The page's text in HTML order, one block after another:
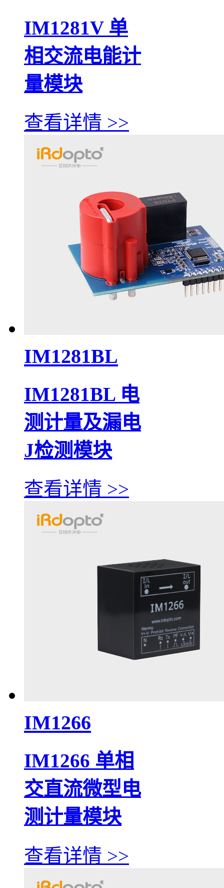
IM1281V 单
相交流电能计
量模块
查看详情 >>
IM1281BL
IM1281BL 电
测计量及漏电
J检测模块
查看详情 >>
IM1266
IM1266 单相
交直流微型电
测计量模块
查看详情 >>